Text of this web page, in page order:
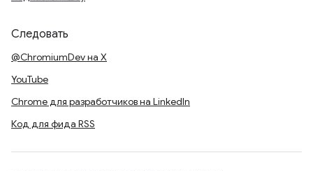
Следовать
@ChromiumDev на X
YouTube
Chrome для разработчиков на LinkedIn
Код для фида RSS